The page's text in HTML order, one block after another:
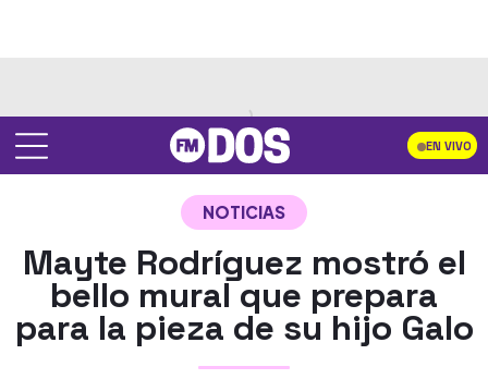
EN VIVO
NOTICIAS
Mayte Rodríguez mostró el
bello mural que prepara
para la pieza de su hijo Galo